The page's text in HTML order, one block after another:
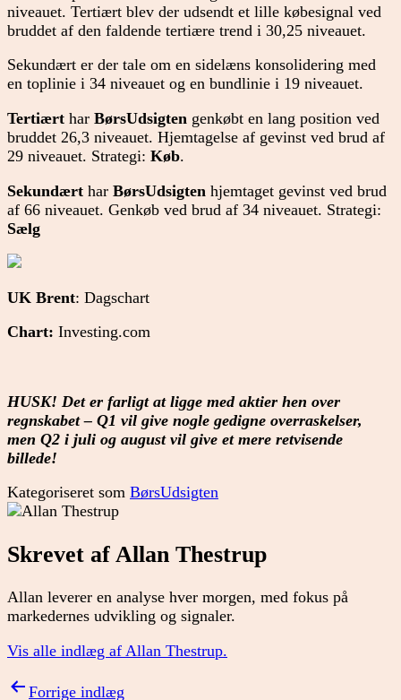
niveauet. Tertiært blev der udsendt et lille købesignal ved
bruddet af den faldende tertiære trend i 30,25 niveauet.
Sekundært er der tale om en sidelæns konsolidering med
en toplinie i 34 niveauet og en bundlinie i 19 niveauet.
Tertiært har BørsUdsigten genkøbt en lang position ved
bruddet 26,3 niveauet. Hjemtagelse af gevinst ved brud af
29 niveauet. Strategi: Køb.
Sekundært har BørsUdsigten hjemtaget gevinst ved brud
af 66 niveauet. Genkøb ved brud af 34 niveauet. Strategi:
Sælg
UK Brent: Dagschart
Chart: Investing.com
HUSK! Det er farligt at ligge med aktier hen over
regnskabet – Q1 vil give nogle gedigne overraskelser,
men Q2 i juli og august vil give et mere retvisende
billede!
Kategoriseret som BørsUdsigten
Skrevet af Allan Thestrup
Allan leverer en analyse hver morgen, med fokus på
markedernes udvikling og signaler.
Vis alle indlæg af Allan Thestrup.
Indlægsnavigation
Forrige indlæg